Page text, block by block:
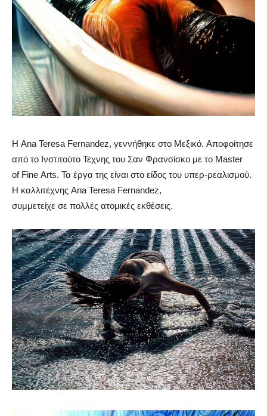
Η Ana Teresa Fernandez, γεννήθηκε στο Μεξικό. Αποφοίτησε
από το Ινστιτούτο Τέχνης του Σαν Φρανσίσκο με το Master
of Fine Arts. Τα έργα της είναι στο είδος του υπερ-ρεαλισμού.
Η καλλιτέχνης Ana Teresa Fernandez,
συμμετείχε σε πολλές ατομικές εκθέσεις.